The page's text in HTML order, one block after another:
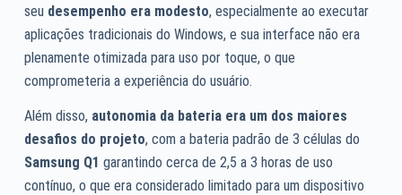
seu desempenho era modesto, especialmente ao executar
aplicações tradicionais do Windows, e sua interface não era
plenamente otimizada para uso por toque, o que
comprometeria a experiência do usuário.
Além disso, autonomia da bateria era um dos maiores
desafios do projeto, com a bateria padrão de 3 células do
Samsung Q1 garantindo cerca de 2,5 a 3 horas de uso
contínuo, o que era considerado limitado para um dispositivo